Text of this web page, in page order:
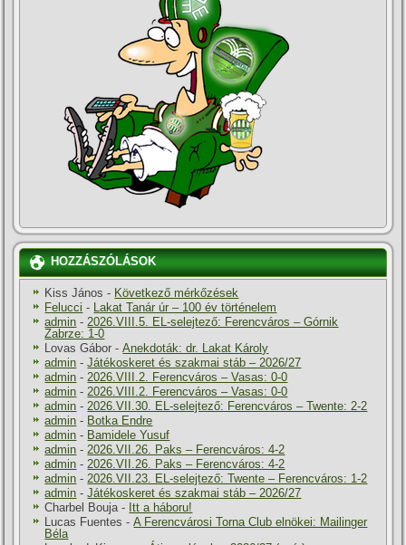
HOZZÁSZÓLÁSOK
Kiss János - Következő mérkőzések
Felucci - Lakat Tanár úr – 100 év történelem
admin - 2026.VIII.5. EL-selejtező: Ferencváros – Górnik
Zabrze: 1-0
Lovas Gábor -Anekdoták: dr. Lakat Károly
admin -Játékoskeret és szakmai stáb – 2026/27
admin - 2026.VIII.2. Ferencváros – Vasas: 0-0
admin - 2026.VIII.2. Ferencváros – Vasas: 0-0
admin - 2026.VII.30. EL-selejtező: Ferencváros – Twente: 2-2
admin - Botka Endre
admin - Bamidele Yusuf
admin - 2026.VII.26. Paks – Ferencváros: 4-2
admin - 2026.VII.26. Paks – Ferencváros: 4-2
admin - 2026.VII.23. EL-selejtező: Twente – Ferencváros: 1-2
admin -Játékoskeret és szakmai stáb – 2026/27
Charbel Bouja - Itt a háboru!
Lucas Fuentes -A Ferencvárosi Torna Club elnökei: Mailinger
Béla